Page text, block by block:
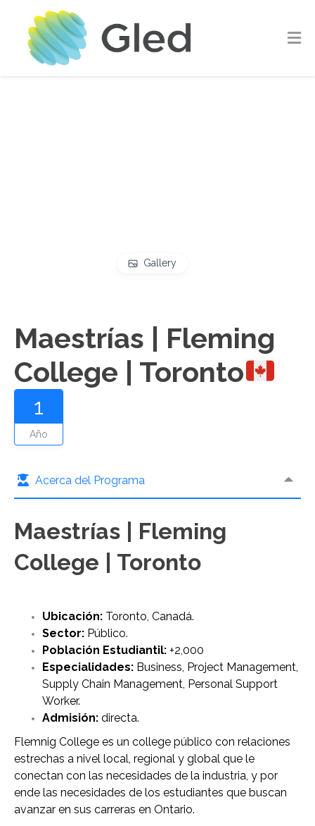
Gallery
Maestrías | Fleming
College | Toronto
1
Año
Acerca del Programa
Maestrías | Fleming
College | Toronto
Ubicación: Toronto, Canadá.
Sector: Público.
Población Estudiantil: +2,000
Especialidades: Business, Project Management,
Supply Chain Management, Personal Support
Worker.
Admisión: directa.
Flemnig College es un college público con relaciones
estrechas a nivel local, regional y global que le
conectan con las necesidades de la industria, y por
ende las necesidades de los estudiantes que buscan
avanzar en sus carreras en Ontario.